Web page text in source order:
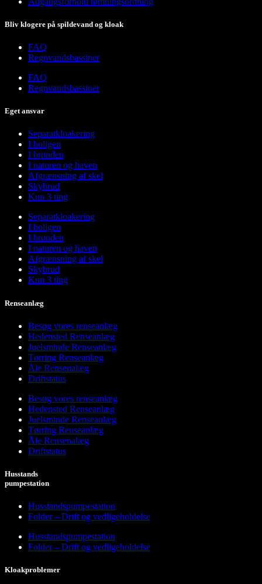
Bliv klogere på spildevand og kloak
FAQ
Regnvandsbassiner
FAQ
Regnvandsbassiner
Eget ansvar
Separatkloakering
I boligen
I brønden
I naturen og haven
Afgrænsning af skel
Skybrud
Kun 3 ting
Separatkloakering
I boligen
I brønden
I naturen og haven
Afgrænsning af skel
Skybrud
Kun 3 ting
Renseanlæg
Besøg vores renseanlæg
Hedensted Renseanlæg
Juelsminde Renseanlæg
Tørring Renseanlæg
Åle Rensenalæg
Driftstatus
Besøg vores renseanlæg
Hedensted Renseanlæg
Juelsminde Renseanlæg
Tørring Renseanlæg
Åle Rensenalæg
Driftstatus
Husstands
pumpestation
Husstandspumpestation
Folder – Drift og vedligeholdelse
Husstandspumpestation
Folder – Drift og vedligeholdelse
Kloakproblemer